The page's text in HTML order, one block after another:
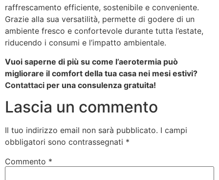
raffrescamento efficiente, sostenibile e conveniente.
Grazie alla sua versatilità, permette di godere di un
ambiente fresco e confortevole durante tutta l’estate,
riducendo i consumi e l’impatto ambientale.
Vuoi saperne di più su come l’aerotermia può
migliorare il comfort della tua casa nei mesi estivi?
Contattaci per una consulenza gratuita!
Lascia un commento
Il tuo indirizzo email non sarà pubblicato. I campi
obbligatori sono contrassegnati *
Commento *